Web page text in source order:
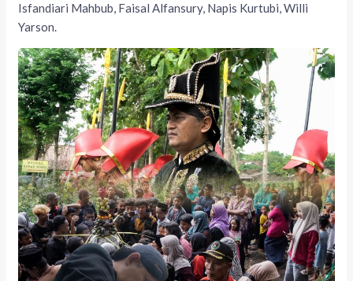
Isfandiari Mahbub, Faisal Alfansury, Napis Kurtubi, Willi
Yarson.